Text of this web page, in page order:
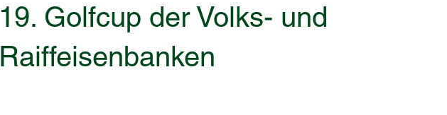
19. Golfcup der Volks- und
Raiffeisenbanken